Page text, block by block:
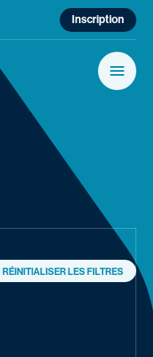
Menu
Inscription
RÉINITIALISER LES FILTRES